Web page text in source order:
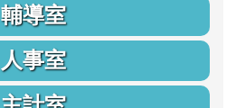
輔導室
人事室